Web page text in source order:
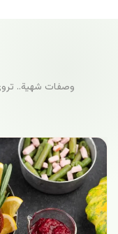
وصفات شهية..